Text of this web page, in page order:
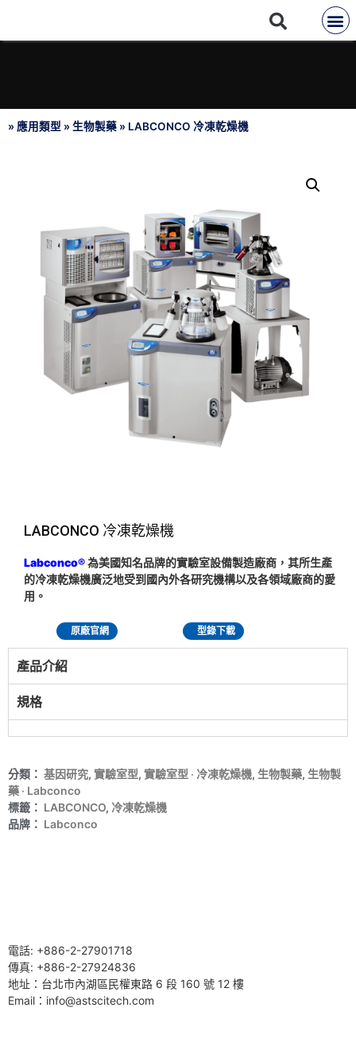
» 應用類型 » 生物製藥 » LABCONCO 冷凍乾燥機
LABCONCO 冷凍乾燥機
Labconco®為美國知名品牌的實驗室設備製造廠商，其所生產
的冷凍乾燥機廣泛地受到國內外各研究機構以及各領域廠商的愛
用。
原廠官網 型錄下載
產品介紹
規格
分類： 基因研究, 實驗室型, 實驗室型 ‧ 冷凍乾燥機, 生物製藥, 生物製
藥 ‧ Labconco
標籤： LABCONCO, 冷凍乾燥機
品牌： Labconco
電話: +886-2-27901718
傳真: +886-2-27924836
地址：台北市內湖區民權東路 6 段 160 號 12 樓
Email：info@astscitech.com